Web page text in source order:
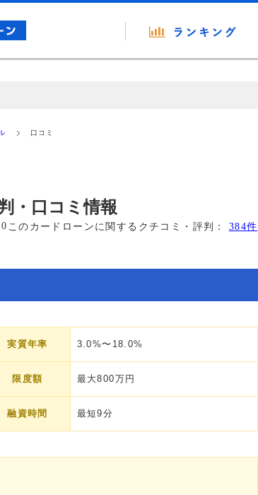
報提供を行っています。
口コミ
・口コミ情報
このカードローンに関するクチコミ・評判： 384件
実質年率 3.0%〜18.0%
限度額 最大800万円
融資時間 最短9分